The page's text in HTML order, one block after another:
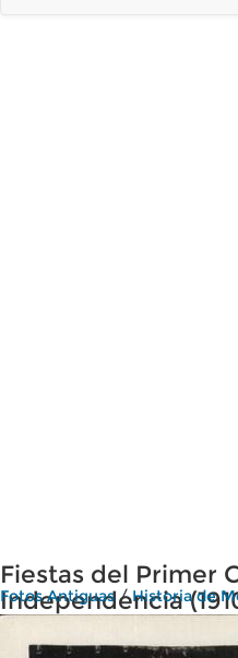
Fiestas del Primer
Independencia
Fotos Antiguas/Historia de